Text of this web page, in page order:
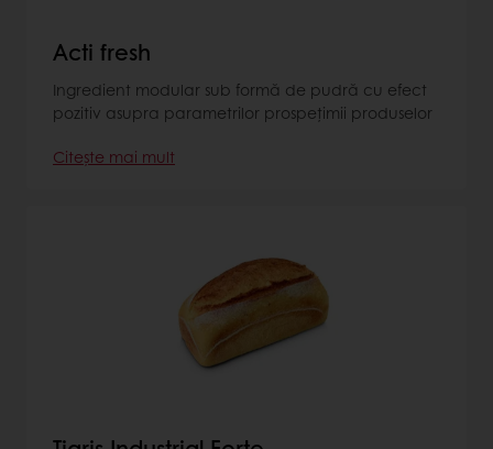
Acti fresh
Ingredient modular sub formă de pudră cu efect
pozitiv asupra parametrilor prospețimii produselor
Citește mai mult